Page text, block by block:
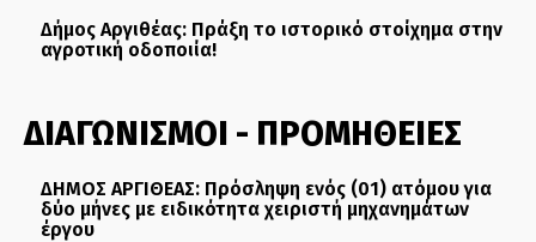
Δήμος Αργιθέας: Πράξη το ιστορικό στοίχημα στην
αγροτική οδοποιία!
ΔΙΑΓΩΝΙΣΜΟΙ - ΠΡΟΜΗΘΕΙΕΣ
ΔΗΜΟΣ ΑΡΓΙΘΕΑΣ: Πρόσληψη ενός (01) ατόμου για
δύο μήνες με ειδικότητα χειριστή μηχανημάτων
έργου